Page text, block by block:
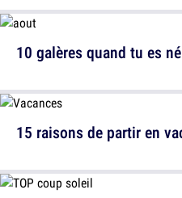
15 raisons de partir en
10 galères quand tu es